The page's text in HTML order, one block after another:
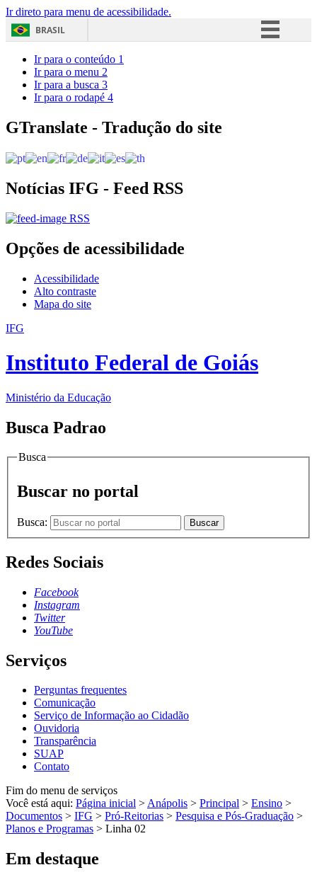
Ir direto para menu de acessibilidade.
BRASIL
Acesso à informação
Ir para o conteúdo 1
Ir para o menu 2
Ir para a busca 3
Ir para o rodapé 4
GTranslate - Tradução do site
Notícias IFG - Feed RSS
RSS
Opções de acessibilidade
Acessibilidade
Alto contraste
Mapa do site
IFG
Instituto Federal de Goiás
Ministério da Educação
Busca Padrao
Busca
Buscar no portal
Busca: Buscar
Redes Sociais
Facebook
Instagram
Twitter
YouTube
Serviços
Perguntas frequentes
Comunicação
Serviço de Informação ao Cidadão
Ouvidoria
Transparência
SUAP
Contato
Fim do menu de serviços
Você está aqui: Página inicial >Anápolis > Principal > Ensino >
Documentos > IFG > Pró-Reitorias > Pesquisa e Pós-Graduação >
Planos e Programas > Linha 02
Em destaque